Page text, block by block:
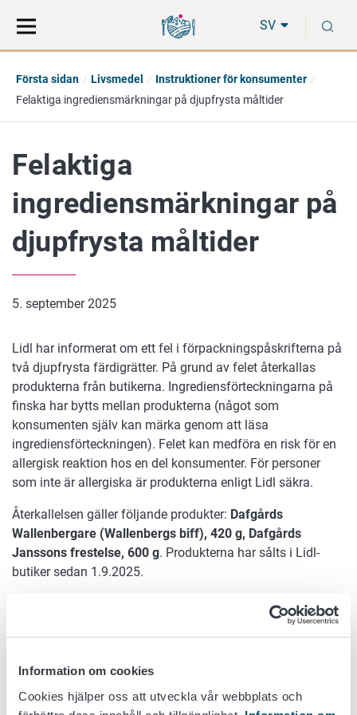
Information om cookies
Cookies hjälper oss att utveckla vår webbplats och
direkt
till
på
hela
SV
Första sidan Livsmedel
Instruktioner för konsumenter
Felaktiga ingrediensmärkningar på djupfrysta måltider
Felaktiga
ingrediensmärkningar på
djupfrysta måltider
5. september 2025
Lidl har informerat om ett fel i förpackningspåskrifterna på
två djupfrysta färdigrätter. På grund av felet återkallas
produkterna från butikerna. Ingrediensförteckningarna på
finska har bytts mellan produkterna (något som
konsumenten själv kan märka genom att läsa
ingrediensförteckningen). Felet kan medföra en risk för en
allergisk reaktion hos en del konsumenter. För personer
som inte är allergiska är produkterna enligt Lidl säkra.
Återkallelsen gäller följande produkter: Dafgårds
Wallenbergare (Wallenbergs biff), 420 g, Dafgårds
Janssons frestelse, 600 g. Produkterna har sålts i Lidl-
butiker sedan 1.9.2025.
Enligt Lidl kan felmärkta produkter lämnas tillbaka till
vilken Lidl-butik som helst där inköpspriset gottgörs.
Lidlsmeddelande.
Konsumentkontakter: Lidls kundservices webbplats.